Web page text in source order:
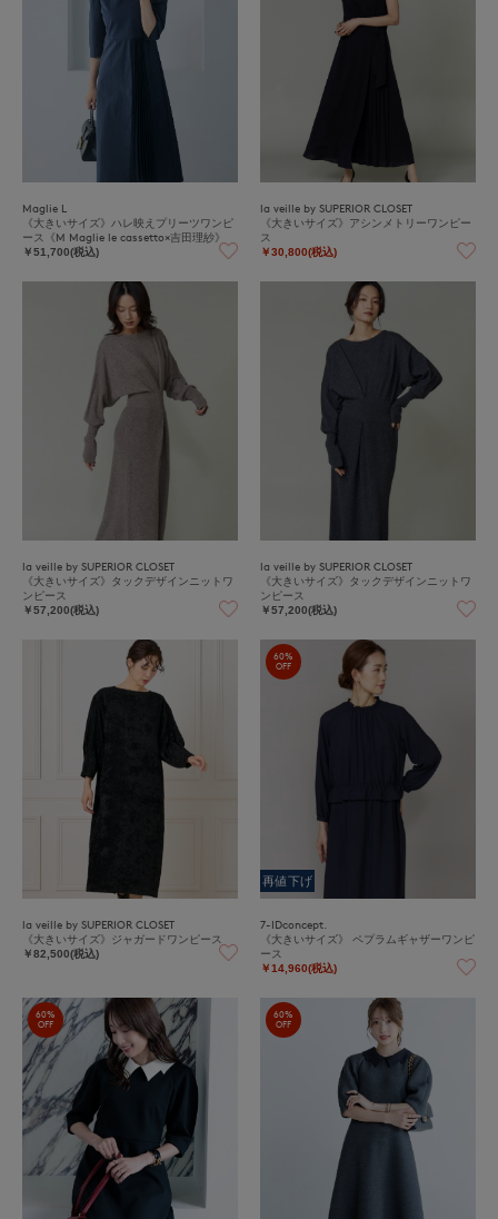
Maglie L
《大きいサイズ》ハレ映えプリーツワンピ
ース《M Maglie le cassetto×吉田理紗》
￥51,700(税込)
la veille by SUPERIOR CLOSET
《大きいサイズ》アシンメトリーワンピー
ス
￥30,800(税込)
la veille by SUPERIOR CLOSET
《大きいサイズ》タックデザインニットワ
ンピース
￥57,200(税込)
la veille by SUPERIOR CLOSET
《大きいサイズ》タックデザインニットワ
ンピース
￥57,200(税込)
la veille by SUPERIOR CLOSET
《大きいサイズ》ジャガードワンピース
￥82,500(税込)
60%
OFF
再値下げ
7-IDconcept.
《大きいサイズ》 ペプラムギャザーワンピ
ース
￥14,960(税込)
60%
OFF
60%
OFF